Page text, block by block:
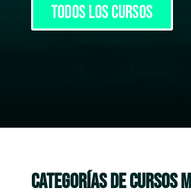
todos los cursos
CATEGORÍAS DE CURSOS